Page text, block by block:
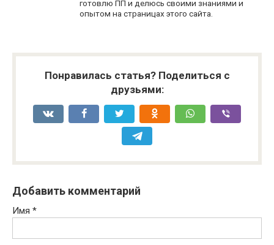
готовлю ПП и делюсь своими знаниями и
опытом на страницах этого сайта.
Понравилась статья? Поделиться с
друзьями:
Добавить комментарий
Имя *